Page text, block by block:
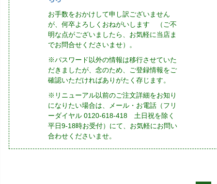
お手数をおかけして申し訳ございません
が、何卒よろしくおねがいします （ご不
明な点がございましたら、お気軽に当店ま
でお問合せくださいませ）。
※パスワード以外の情報は移行させていた
だきましたが、念のため、ご登録情報をご
確認いただければありがたく存じます。
※リニューアル以前のご注文詳細をお知り
になりたい場合は、メール・お電話（フリ
ーダイヤル 0120-618-418 土日祝を除く
平日9-18時お受付）にて、お気軽にお問い
合わせくださいませ。